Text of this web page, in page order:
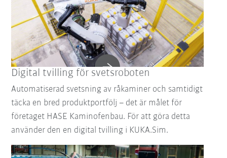
Digital tvilling för svetsroboten
Automatiserad svetsning av råkaminer och samtidigt
täcka en bred produktportfölj – det är målet för
företaget HASE Kaminofenbau. För att göra detta
använder den en digital tvilling i KUKA.Sim.